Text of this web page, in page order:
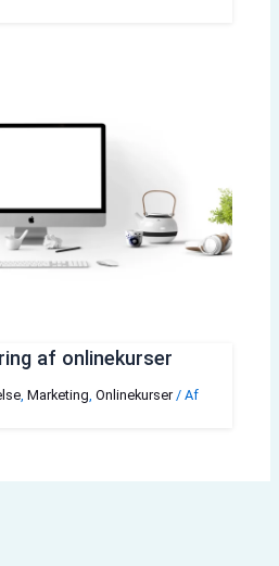
af onlinekurser
, Marketing, Onlinekurser/ Af